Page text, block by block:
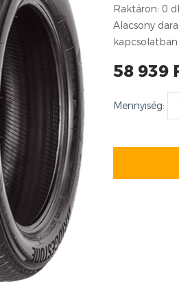
Raktáron: 0
Alacsony
58 939
Mennyiség: